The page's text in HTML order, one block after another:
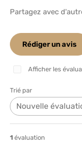
Partagez avec
Rédiger un avis
Afficher les
Trié par
1 évaluation